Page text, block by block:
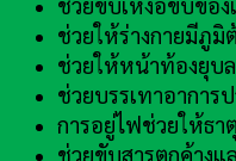
ช่วยขับเหงื่อขับขอ
ช่วยให้ร่างกายมีภู
ช่วยให้หน้าท้องยุบ
ช่วยบรรเทาอาการ
การอยู่ไฟช่วยให้ธา